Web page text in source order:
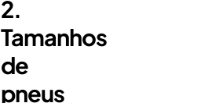
2.
Tamanhos
de
pneus